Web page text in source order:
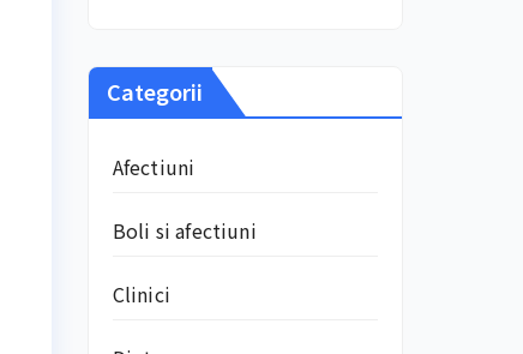
Categorii
Afectiuni
Boli si afectiuni
Clinici